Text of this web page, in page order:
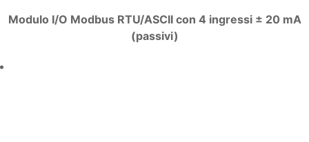
Modulo I/O Modbus RTU/ASCII con 4 ingressi ± 20 mA
(passivi)